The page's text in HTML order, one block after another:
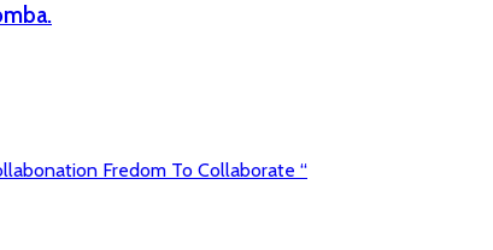
Fredom To Collaborate “